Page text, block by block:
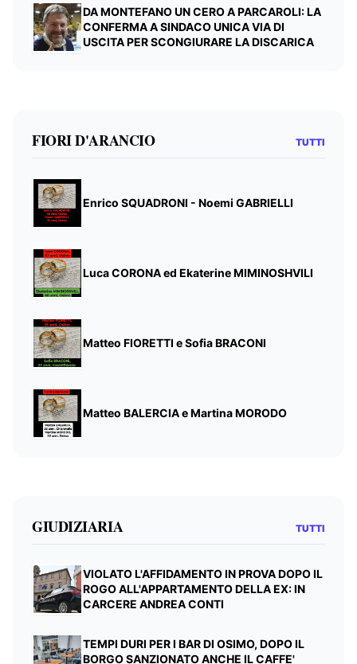
DA MONTEFANO UN CERO A PARCAROLI: LA
CONFERMA A SINDACO UNICA VIA DI
USCITA PER SCONGIURARE LA DISCARICA
FIORI D'ARANCIO TUTTI
Enrico SQUADRONI - Noemi GABRIELLI
Luca CORONA ed Ekaterine MIMINOSHVILI
Matteo FIORETTI e Sofia BRACONI
Matteo BALERCIA e Martina MORODO
GIUDIZIARIA TUTTI
VIOLATO L'AFFIDAMENTO IN PROVA DOPO IL
ROGO ALL'APPARTAMENTO DELLA EX: IN
CARCERE ANDREA CONTI
TEMPI DURI PER I BAR DI OSIMO, DOPO IL
BORGO SANZIONATO ANCHE IL CAFFE'